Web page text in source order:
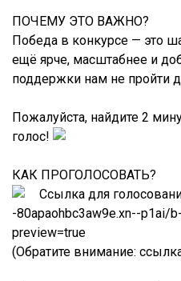
ПОЧЕМУ ЭТО ВАЖНО?
Победа в конкурсе — это
ещё ярче, масштабнее и
поддержки нам не пройти
Пожалуйста, найдите 2
голос!
КАК ПРОГОЛОСОВАТЬ?
Ссылка для
-80apaohbc3aw9e.xn--p1ai/
preview=true
(Обратите внимание: